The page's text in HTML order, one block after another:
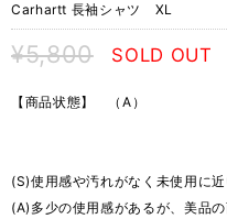
Carhartt 長袖シャツ XL
¥5,800 SOLD OUT
【商品状態】 （A）
(S)使用感や汚れがなく未使用に
(A)多少の使用感があるが、美品